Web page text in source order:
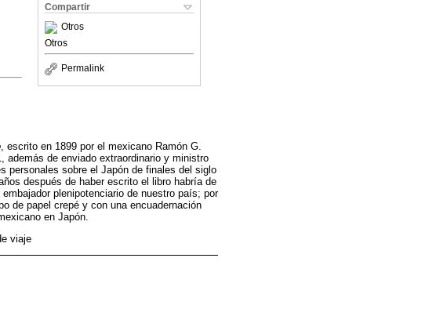
Compartir
Otros
Otros
Permalink
, escrito en 1899 por el mexicano Ramón G.
además de enviado extraordinario y ministro
personales sobre el Japón de finales del siglo
después de haber escrito el libro habría de
plenipotenciario de nuestro país; por
de papel crepé y con una encuadernación
en Japón.
viaje